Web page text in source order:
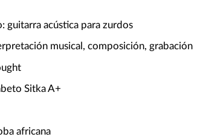
guitarra acústica para zurdos
musical, composición, grabación
Sitka A+
africana